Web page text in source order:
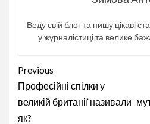
Веду свій блог та пишу цікаві
у журналістиці та велике
Continue
Reading
Previous
Професійні спілки у
великій британії називали
як?